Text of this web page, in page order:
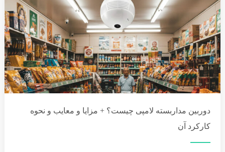
دوربین مداربسته لامپی چیست؟ + مزایا و معایب و نحوه
کارکرد آن